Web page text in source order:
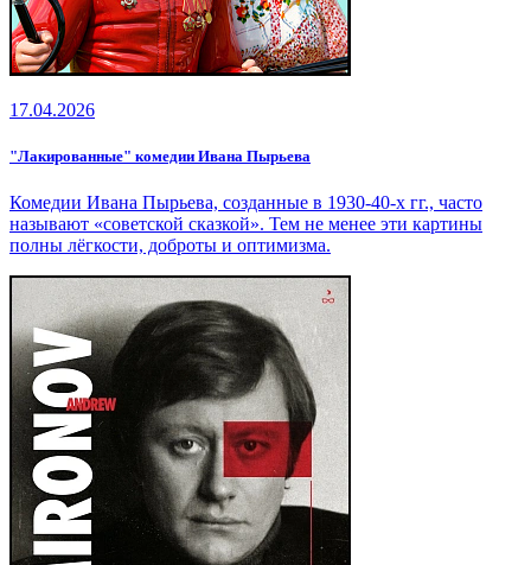
17.04.2026
"Лакированные" комедии Ивана Пырьева
Комедии Ивана Пырьева, созданные в 1930-40‑х гг., часто
называют «советской сказкой». Тем не менее эти картины
полны лёгкости, доброты и оптимизма.